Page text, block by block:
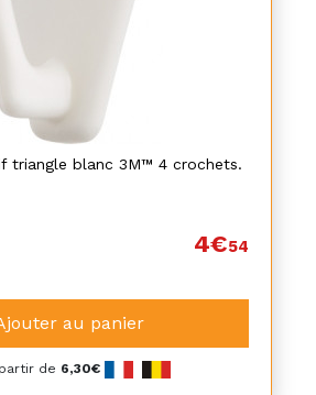
triangle blanc 3M™ 4 crochets.
4€54
au panier
de 6,30€